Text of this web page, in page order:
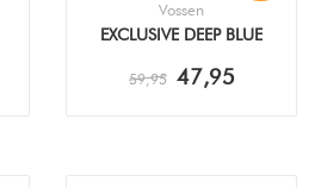
Vossen
EXCLUSIVE DEEP BLUE
59,95 47,95